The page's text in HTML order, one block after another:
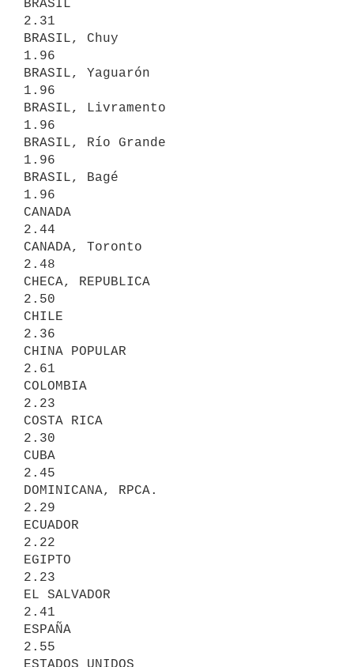
BRASIL
2.31
BRASIL, Chuy
1.96
BRASIL, Yaguarón
1.96
BRASIL, Livramento
1.96
BRASIL, Río Grande
1.96
BRASIL, Bagé
1.96
CANADA
2.44
CANADA, Toronto
2.48
CHECA, REPUBLICA
2.50
CHILE
2.36
CHINA POPULAR
2.61
COLOMBIA
2.23
COSTA RICA
2.30
CUBA
2.45
DOMINICANA, RPCA.
2.29
ECUADOR
2.22
EGIPTO
2.23
EL SALVADOR
2.41
ESPAÑA
2.55